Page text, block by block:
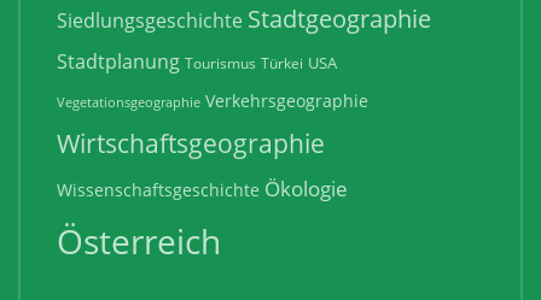
Siedlungsgeschichte Stadtgeographie
Stadtplanung Tourismus Türkei USA
Vegetationsgeographie Verkehrsgeographie
Wirtschaftsgeographie
Wissenschaftsgeschichte Ökologie
Österreich